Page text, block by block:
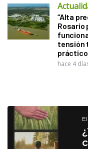
“Alta
Rosario
tensión
hace 4